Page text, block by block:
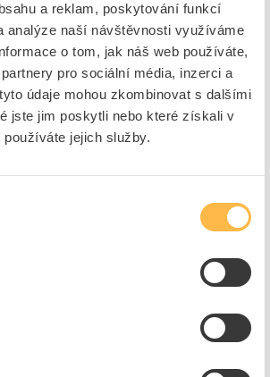
a reklam, poskytování funkcí
analýze naší návštěvnosti využíváme
o tom, jak náš web používáte,
pro sociální média, inzerci a
údaje mohou zkombinovat s dalšími
jste jim poskytli nebo které získali v
jejich služby.
250
11.518.475
04064675855224
2886220000
do košíku
Závaží v kufru testovací (koeficient